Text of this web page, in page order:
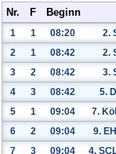
Nr. F Beginn
1 1 08:20 2.
2
1 08:42 2.
3
2 08:42 3.
4
3 08:42 5.
5
1 09:04 7.
6
2 09:04 9.
7
3 09:04 4.